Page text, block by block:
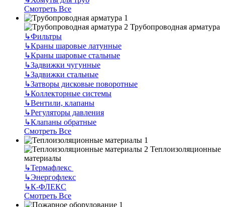
Смотреть Все
Трубопроводная арматура
↳Фильтры
↳Краны шаровые латунные
↳Краны шаровые стальные
↳Задвижки чугунные
↳Задвижки стальные
↳Затворы дисковые поворотные
↳Коллекторные системы
↳Вентили, клапаны
↳Регуляторы давления
↳Клапаны обратные
Смотреть Все
Теплоизоляционные
материалы
↳Термафлекс
↳Энергофлекс
↳К-ФЛЕКС
Смотреть Все